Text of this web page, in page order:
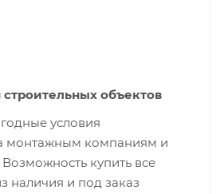
объектов
условия
монтажным компаниям и
купить все
наличия и под заказ